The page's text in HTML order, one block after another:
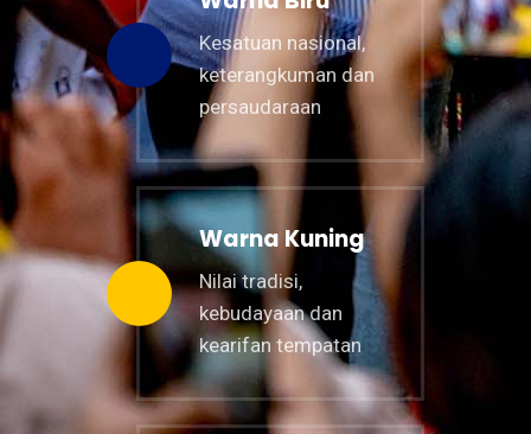
Kesatuan nasional,
keterangkuman dan
persaudaraan
Warna Kuning
Nilai tradisi,
kebudayaan dan
kearifan tempatan